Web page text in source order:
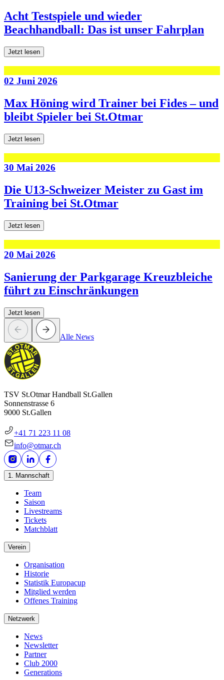
Acht Testspiele und wieder
Beachhandball: Das ist unser Fahrplan
Jetzt lesen
02 Juni 2026
Max Höning wird Trainer bei Fides – und
bleibt Spieler bei St.Otmar
Jetzt lesen
30 Mai 2026
Die U13-Schweizer Meister zu Gast im
Training bei St.Otmar
Jetzt lesen
20 Mai 2026
Sanierung der Parkgarage Kreuzbleiche
führt zu Einschränkungen
Jetzt lesen
Alle News
TSV St.Otmar Handball St.Gallen
Sonnenstrasse 6
9000 St.Gallen
+41 71 223 11 08
info@otmar.ch
1. Mannschaft
Team
Saison
Livestreams
Tickets
Matchblatt
Verein
Organisation
Historie
Statistik Europacup
Mitglied werden
Offenes Training
Netzwerk
News
Newsletter
Partner
Club 2000
Generations